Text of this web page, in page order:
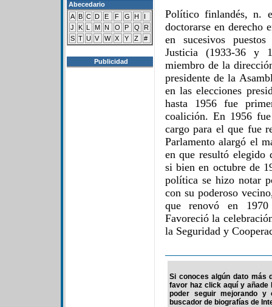
Abecedario
A B C D E F G H
I
J
K L M N O P Q
R
S T U V W X Y Z #
Publicidad
Político finlandés, n.
doctorarse en derecho
en sucesivos
Justicia (1933-36 y
miembro de la
presidente de la
en las elecciones
hasta 1956 fue
coalición. En 1956
cargo para el que fue
Parlamento alargó el
en que resultó elegido
si bien en octubre de
política se hizo notar
con su poderoso
que renovó en
Favoreció la
la Seguridad y
Si conoces algún dato más
favor haz click aquí y
poder seguir mejorando y
buscador de biografías de